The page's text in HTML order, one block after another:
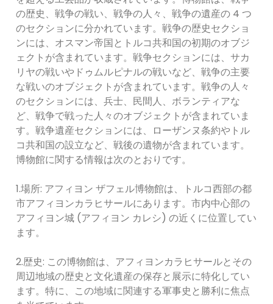
の歴史、戦争の戦い、戦争の人々、戦争の遺産の 4 つ
のセクションに分かれています。戦争の歴史セクショ
ンには、オスマン帝国とトルコ共和国の初期のオブジ
ェクトが含まれています。戦争セクションには、サカ
リヤの戦いやドゥムルピナルの戦いなど、戦争の主要
な戦いのオブジェクトが含まれています。戦争の人々
のセクションには、兵士、民間人、ボランティアな
ど、戦争で戦った人々のオブジェクトが含まれていま
す。戦争遺産セクションには、ローザンヌ条約やトル
コ共和国の設立など、戦後の遺物が含まれています。
博物館に関する情報は次のとおりです。
1.場所: アフィヨン ザフェル博物館は、トルコ西部の都
市アフィヨンカラヒサールにあります。市内中心部の
アフィヨン城 (アフィヨン カレシ) の近くに位置してい
ます。
2.歴史: この博物館は、アフィヨンカラヒサールとその
周辺地域の歴史と文化遺産の保存と展示に特化してい
ます。特に、この地域に関連する軍事史と勝利に焦点